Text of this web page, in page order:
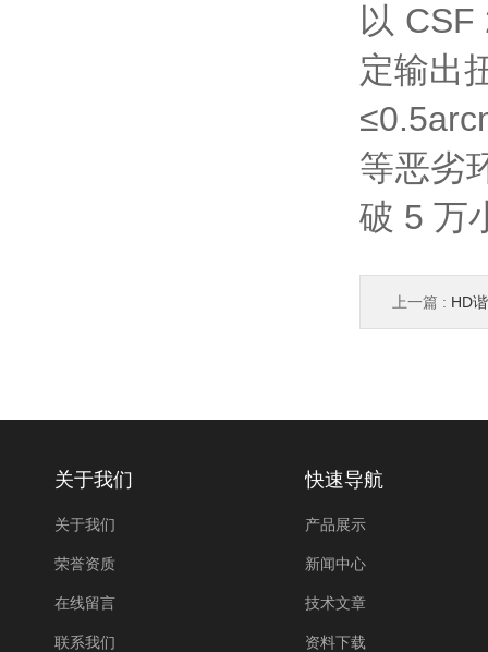
以
定输出
等恶劣
破 5 万
上一篇 : HD谐
关于我们
关于我们
荣誉资质
在线留言
联系我们
快速导航
产品展示
新闻中心
技术文章
资料下载